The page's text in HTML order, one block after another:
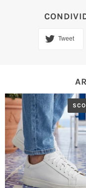
Tweet